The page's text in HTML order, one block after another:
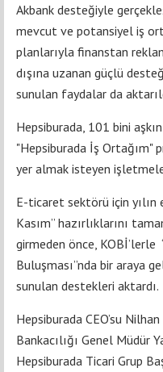
Akbank desteğiyle
mevcut ve potansiyel iş
planlarıyla finanstan
dışına uzanan güçlü
sunulan faydalar da
Hepsiburada, 101 bini
"Hepsiburada İş Ortağım"
yer almak isteyen
E-ticaret sektörü için yılın
Kasım” hazırlıklarını
girmeden önce, KOBİ’lerle
Buluşması”nda bir araya
sunulan destekleri aktardı.
Hepsiburada CEO’su
Bankacılığı Genel Müdür
Hepsiburada Ticari Grup